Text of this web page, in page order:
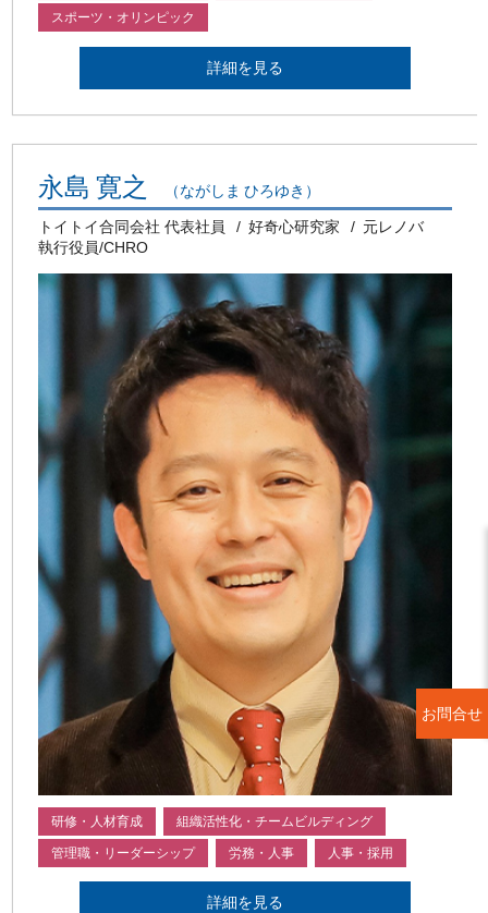
スポーツ・オリンピック
詳細を見る
永島 寛之 （ながしま ひろゆき）
トイトイ合同会社 代表社員 好奇心研究家
元レノバ
執行役員/CHRO
研修・人材育成 組織活性化・チームビルディング
管理職・リーダーシップ 労務・人事 人事・採用
詳細を見る
お問合せ